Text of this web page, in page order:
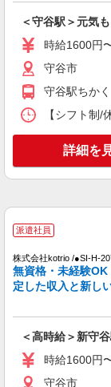
キープ
派遣社員
株式会社kotrio /●SI-
キー
＜守谷駅＞元気
時給1600円
守谷市
守谷駅ちか
【シフト制
詳細を
派遣社員
株式会社kotrio /●SI-H-
無資格・未経験
定した収入と新し
＜高時給＞新守
時給1600円
守谷市